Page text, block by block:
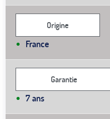
Origine
France
Garantie
7 ans